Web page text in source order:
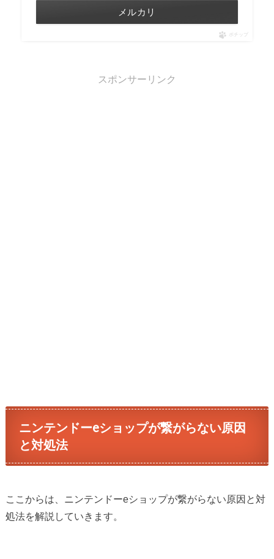
メルカリ
ポチップ
スポンサーリンク
ニンテンドーeショップが繋がらない原因
と対処法
ここからは、ニンテンドーeショップが繋がらない原因と対
処法を解説していきます。